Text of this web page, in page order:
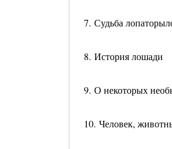
7. Судьба
8. История лошади
9. О некоторых
10. Человек,